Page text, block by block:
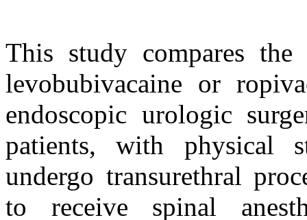
This study compares
levobubivacaine or
endoscopic urologic
patients, with physical
undergo transurethral
to receive spinal